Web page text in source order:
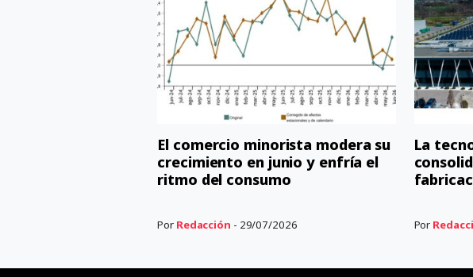
El comercio minorista modera su
crecimiento en junio y enfría el
ritmo del consumo
Por Redacción - 29/07/2026
La
Por